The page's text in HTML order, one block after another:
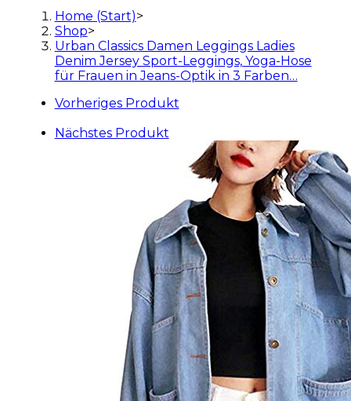
Home (Start)>
Shop>
Urban Classics Damen Leggings Ladies
Denim Jersey Sport-Leggings, Yoga-Hose
für Frauen in Jeans-Optik in 3 Farben…
Vorheriges Produkt
Nächstes Produkt